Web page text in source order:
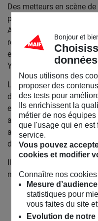
Des metteurs en scène
pour concevoir des effets
Au-delà d’une prestation
réflexion dramaturgique
esthétique ou d’un
Yannis Kokkos, Laurent
La formation du magicien
direction de publics divers
enseignants, architectes,
artistes professionnels.
accompagne sa
de l’esthétique et de la
Il poursuit avec
mentalisme.
Bonjour et
données
Nous utilisons des
proposer des
des tests pour
Ils enrichissent la
métier de nos
que l'usage qui en est
service.
Vous pouvez
cookies et modifier
Connaître nos
Mesure d’audience
statistiques pour
vous faites du site
Evolution de notre